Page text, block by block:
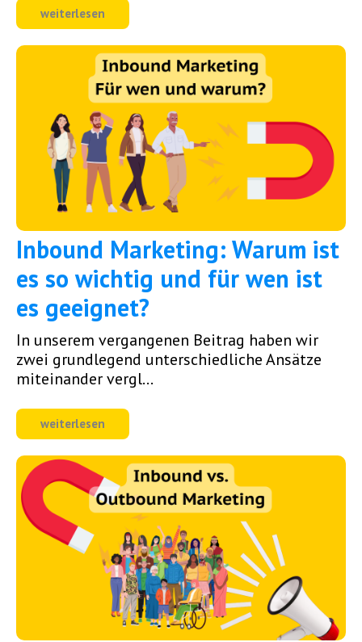
weiterlesen
Inbound Marketing: Warum ist
es so wichtig und für wen ist
es geeignet?
In unserem vergangenen Beitrag haben wir
zwei grundlegend unterschiedliche Ansätze
miteinander vergl...
weiterlesen